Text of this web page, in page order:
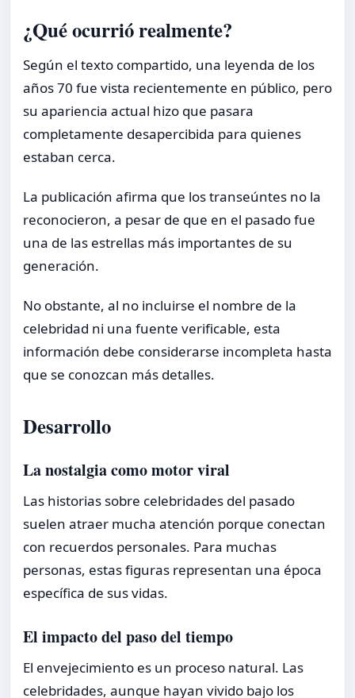
¿Qué ocurrió realmente?
Según el texto compartido, una leyenda de los
años 70 fue vista recientemente en público, pero
su apariencia actual hizo que pasara
completamente desapercibida para quienes
estaban cerca.
La publicación afirma que los transeúntes no la
reconocieron, a pesar de que en el pasado fue
una de las estrellas más importantes de su
generación.
No obstante, al no incluirse el nombre de la
celebridad ni una fuente verificable, esta
información debe considerarse incompleta hasta
que se conozcan más detalles.
Desarrollo
La nostalgia como motor viral
Las historias sobre celebridades del pasado
suelen atraer mucha atención porque conectan
con recuerdos personales. Para muchas
personas, estas figuras representan una época
específica de sus vidas.
El impacto del paso del tiempo
El envejecimiento es un proceso natural. Las
celebridades, aunque hayan vivido bajo los